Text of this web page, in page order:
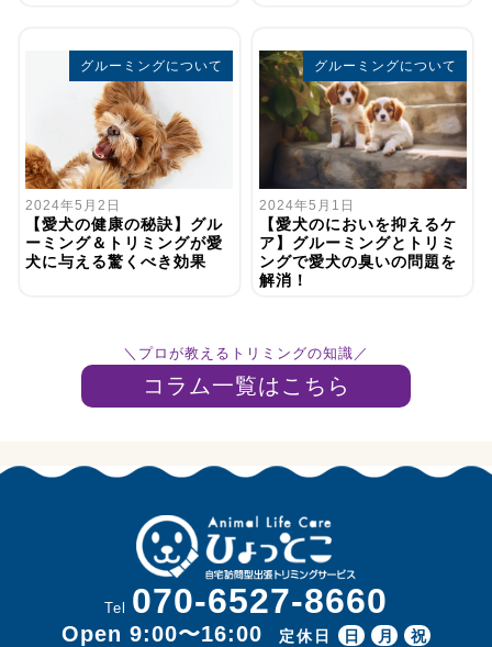
グルーミングについて
2024年5月2日
【愛犬の健康の秘訣】グル
ーミング＆トリミングが愛
犬に与える驚くべき効果
グルーミングについて
2024年5月1日
【愛犬のにおいを抑えるケ
ア】グルーミングとトリミ
ングで愛犬の臭いの問題を
解消！
＼プロが教えるトリミングの知識／
コラム一覧はこちら
Tel 070-6527-8660
Open 9:00〜16:00 定休日 日 月 祝